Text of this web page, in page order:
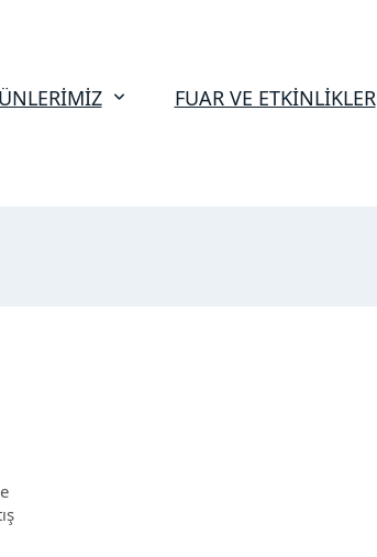
FUAR VE ETKİNLİKLER